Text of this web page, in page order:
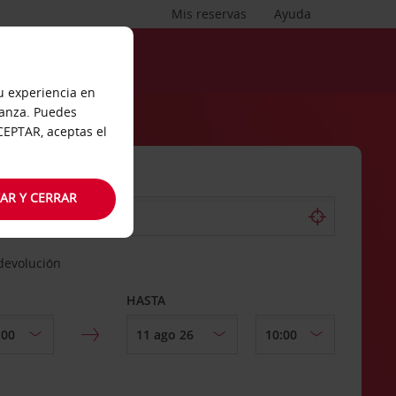
Ayuda
Mis reservas
HASTA
experiencia en
Puedes
aceptas el
Y CERRAR